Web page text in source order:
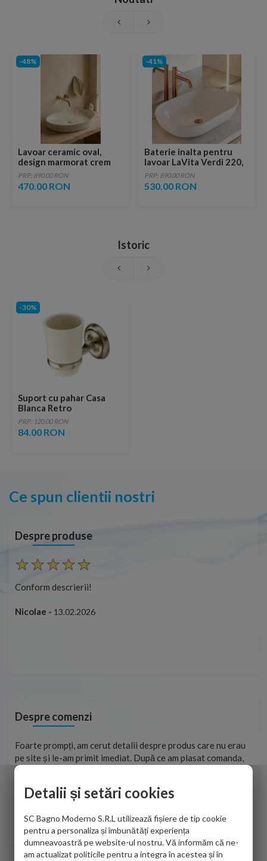
-48%
Lavoar ceramic oval,
design marmorat crem
lucios cu vene aurii,
ventil inclus
PRP: 890.00 RON
470.00 RON
-41%
Baterie inalta pentru
lavoar LaVita Verdi 220,
fara ventil, brushed
copper
PRP: 890.00 RON
530.00 RON
Istoric
-30%
Suport cu pahar Casa
Blanca Retro
PRP: 120.00 RON
84.00 RON
Ce spun clientii nostri
Despre produse
Conform descrierii!
Nicolae - 13.02.2026
Despre comenzi
Foarte prompți, am cerut detalii despre produs care nu erau
pe site și le-am primit imediat. După ce am plasat comanda,
aceasta a ajuns foarte repede. Mulțumesc!
Cristina Opre - 10.07.2026
Detalii și setări cookies
SC Bagno Moderno S.R.L utilizează fișiere de tip cookie
pentru a personaliza și îmbunătăți experiența
dumneavoastră pe website-ul nostru. Vă informăm că ne-
am actualizat politicile pentru a integra în acestea și în